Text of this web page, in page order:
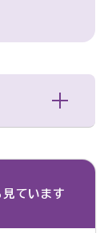
見ています